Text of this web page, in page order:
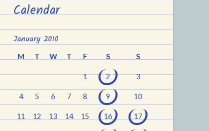
Calendar
January 2010
M T W T F S S
1 2 3
4 5 6 7 8 9 10
11 12 13 14 15 16 17